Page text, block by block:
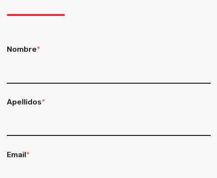
Nombre*
Apellidos*
Email*